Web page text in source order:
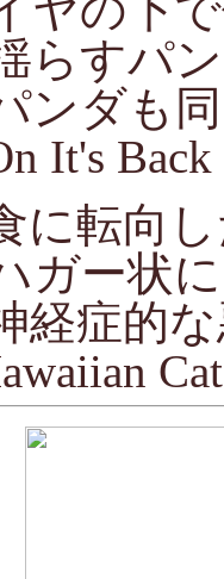
らすパ
ンダも
It's Back
に転向
ガー状
経症的